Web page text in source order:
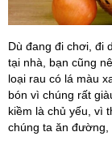
Dù đang đi chơi, đi
tại nhà, bạn cũng
loại rau có lá màu
bón vì chúng rất
kiềm là chủ yếu, vì
chúng ta ăn đường,